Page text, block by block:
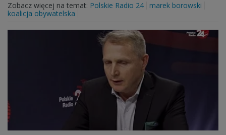
Zobacz więcej na temat: Polskie Radio 24
marek borowski
koalicja obywatelska